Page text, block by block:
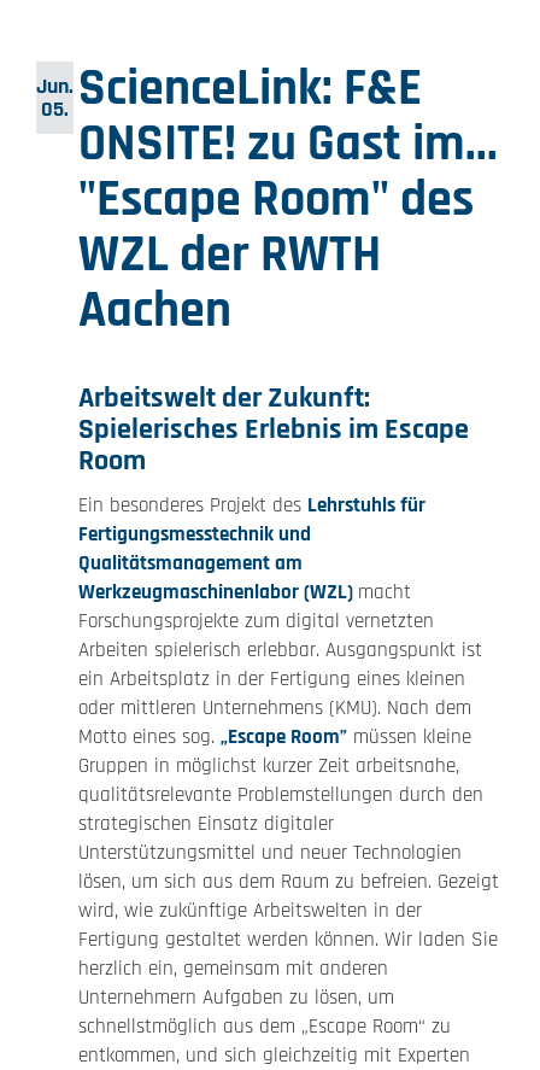
Jun.
05. ScienceLink: F&E
ONSITE! zu Gast im...
"Escape Room" des
WZL der RWTH
Aachen
Arbeitswelt der Zukunft:
Spielerisches Erlebnis im Escape
Room
Ein besonderes Projekt des Lehrstuhls für
Fertigungsmesstechnik und
Qualitätsmanagement am
Werkzeugmaschinenlabor (WZL) macht
Forschungsprojekte zum digital vernetzten
Arbeiten spielerisch erlebbar. Ausgangspunkt ist
ein Arbeitsplatz in der Fertigung eines kleinen
oder mittleren Unternehmens (KMU). Nach dem
Motto eines sog. „Escape Room”müssen kleine
Gruppen in möglichst kurzer Zeit arbeitsnahe,
qualitätsrelevante Problemstellungen durch den
strategischen Einsatz digitaler
Unterstützungsmittel und neuer Technologien
lösen, um sich aus dem Raum zu befreien. Gezeigt
wird, wie zukünftige Arbeitswelten in der
Fertigung gestaltet werden können. Wir laden Sie
herzlich ein, gemeinsam mit anderen
Unternehmern Aufgaben zu lösen, um
schnellstmöglich aus dem „Escape Room“ zu
entkommen, und sich gleichzeitig mit Experten